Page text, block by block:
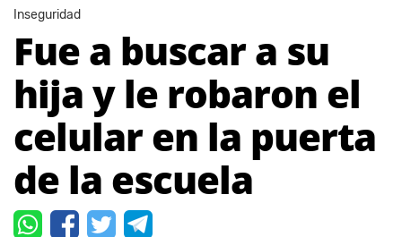
Inseguridad
Fue a buscar a su
hija y le robaron el
celular en la puerta
de la escuela